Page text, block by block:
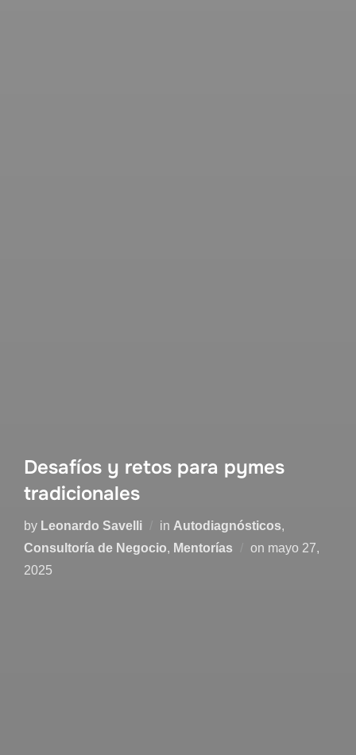
Desafíos y retos para pymes
tradicionales
by Leonardo Savelli in Autodiagnósticos,
Consultoría de Negocio, Mentorías on mayo 27,
2025